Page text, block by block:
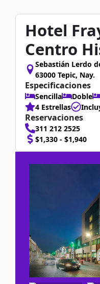
Hotel
Centro
Sebastián Lerdo
63000 Tepic, Nay.
Especificaciones
Sencilla Doble
4 Estrellas
Reservaciones
311 212 2525
$1,330 - $1,940